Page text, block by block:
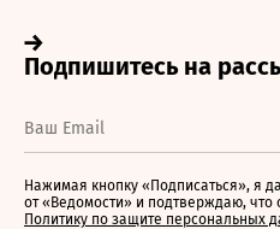
Нажимая кнопку «Подписаться», я
от «Ведомости» и подтверждаю,
Политику по защите персональных